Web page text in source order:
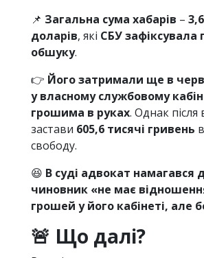
📌 Загальна сума хабарів –
доларів, які СБУ зафіксувала
обшуку.
👉 Його затримали ще в
у власному службовому
грошима в руках. Однак після
застави 605,6 тисячі гривень
свободу.
😆 В суді адвокат намагався
чиновник «не має
грошей у його кабінеті, але
🚨 Що далі?